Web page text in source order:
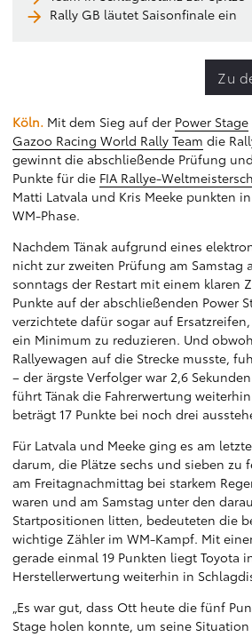
Rally GB läutet Saisonfinale ein
Köln. Mit dem Sieg auf der Power Stage
Gazoo Racing World Rally Team die
gewinnt die abschließende Prüfung
Punkte für die FIA Rallye-
Matti Latvala und Kris Meeke punkten
WM-Phase.
Nachdem Tänak aufgrund eines
nicht zur zweiten Prüfung am
sonntags der Restart mit einem klaren
Punkte auf der abschließenden Power
verzichtete dafür sogar auf
ein Minimum zu reduzieren. Und
Rallyewagen auf die Strecke musste,
– der ärgste Verfolger war 2,6
führt Tänak die Fahrerwertung
beträgt 17 Punkte bei noch drei
Für Latvala und Meeke ging es am
darum, die Plätze sechs und sieben zu
am Freitagnachmittag bei starkem
waren und am Samstag unter den
Startpositionen litten, bedeuteten die
wichtige Zähler im WM-Kampf. Mit
gerade einmal 19 Punkten liegt Toyota
Herstellerwertung weiterhin in
„Es war gut, dass Ott heute die fünf
Stage holen konnte, um seine